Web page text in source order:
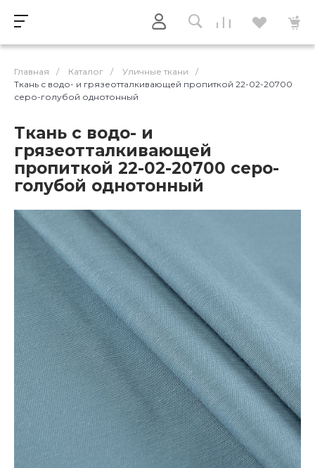
Главная / Каталог / Уличные ткани
/
Ткань с водо- и грязеотталкивающей пропиткой 22-02-20700
серо-голубой однотонный
Ткань с водо- и
грязеотталкивающей
пропиткой 22-02-20700 серо-
голубой однотонный